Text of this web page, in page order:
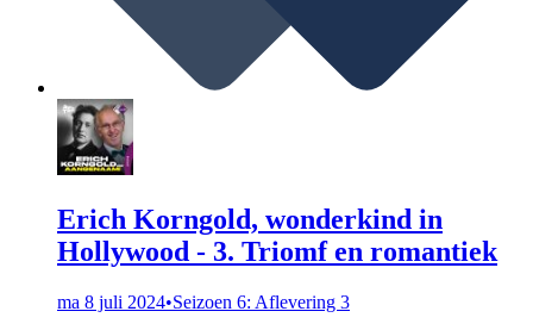
Erich Korngold, wonderkind in
Hollywood - 3. Triomf en romantiek
ma 8 juli 2024•Seizoen 6: Aflevering 3